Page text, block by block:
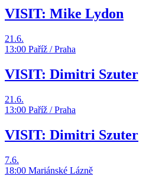
VISIT: Mike Lydon
21.6.
13:00 Paříž / Praha
VISIT: Dimitri Szuter
21.6.
13:00 Paříž / Praha
VISIT: Dimitri Szuter
7.6.
18:00 Mariánské Lázně